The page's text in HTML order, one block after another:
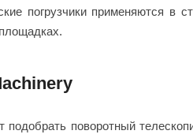
погрузчики применяются
подобрать поворотный